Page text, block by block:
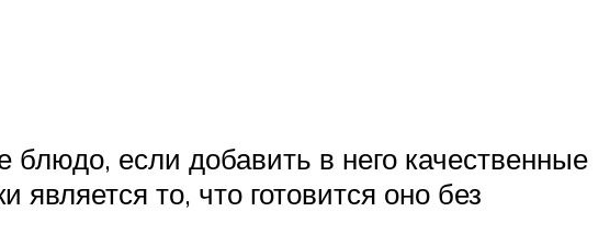
блюдо, если добавить в него качественные
то, что готовится оно без